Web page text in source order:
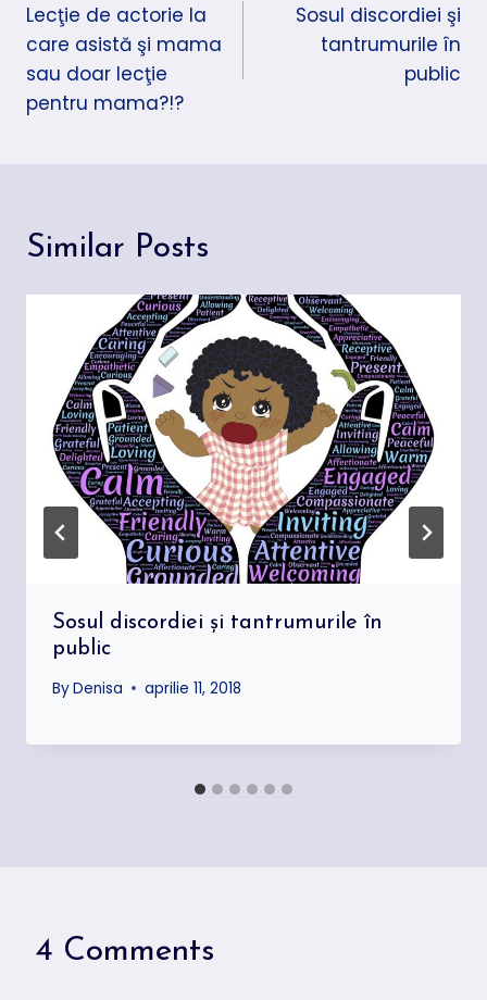
în
articole
Lecţie de actorie la
care asistă şi mama
sau doar lecţie
pentru mama?!?
Sosul discordiei şi
tantrumurile în
public
Similar Posts
Sosul discordiei şi tantrumurile în
public
ByDenisa aprilie 11, 2018
4 Comments